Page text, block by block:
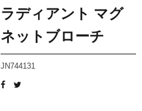
ラディアント マグ
ネットブローチ
JN744131